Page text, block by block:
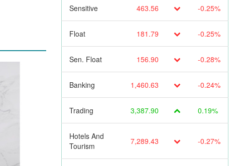
Sensitive 463.56 -0.25%
Float 181.79 -0.25%
Sen. Float 156.90 -0.28%
Banking 1,460.63 -0.24%
Trading 3,387.90 0.19%
Hotels And
Tourism
7,289.43 -0.27%